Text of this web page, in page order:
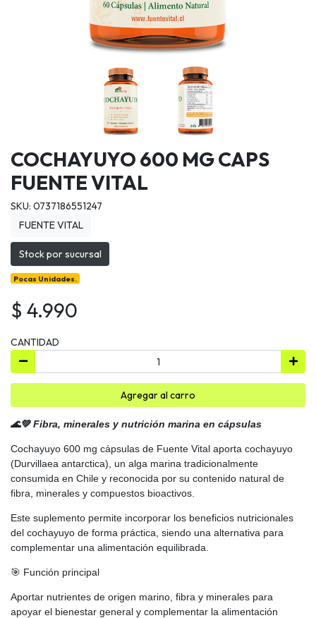
COCHAYUYO 600 MG CAPS
FUENTE VITAL
SKU: 0737186551247
FUENTE VITAL
Stock por sucursal
Pocas Unidades.
$ 4.990
CANTIDAD
Agregar al carro
🌊💚 Fibra, minerales y nutrición marina en cápsulas
Cochayuyo 600 mg cápsulas de Fuente Vital aporta cochayuyo
(Durvillaea antarctica), un alga marina tradicionalmente
consumida en Chile y reconocida por su contenido natural de
fibra, minerales y compuestos bioactivos.
Este suplemento permite incorporar los beneficios nutricionales
del cochayuyo de forma práctica, siendo una alternativa para
complementar una alimentación equilibrada.
🎯 Función principal
Aportar nutrientes de origen marino, fibra y minerales para
apoyar el bienestar general y complementar la alimentación